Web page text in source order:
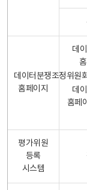
데이터분쟁조정위원
홈페이지
데
데
홈페
평가위원
등록
시스템